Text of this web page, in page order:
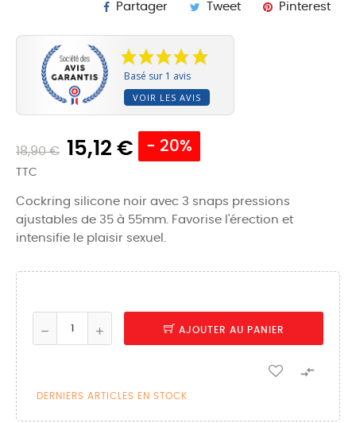
Partager Tweet Pinterest
Basé sur 1 avis
VOIR LES AVIS
18,90 € 15,12 € - 20%
TTC
Cockring silicone noir avec 3 snaps pressions
ajustables de 35 à 55mm. Favorise l'érection et
intensifie le plaisir sexuel.
AJOUTER AU PANIER

DERNIERS ARTICLES EN STOCK